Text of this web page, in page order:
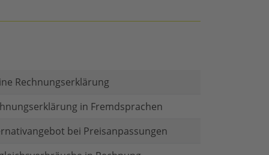
Rechnungserklärung
in Fremdsprachen
bei Preisanpassungen